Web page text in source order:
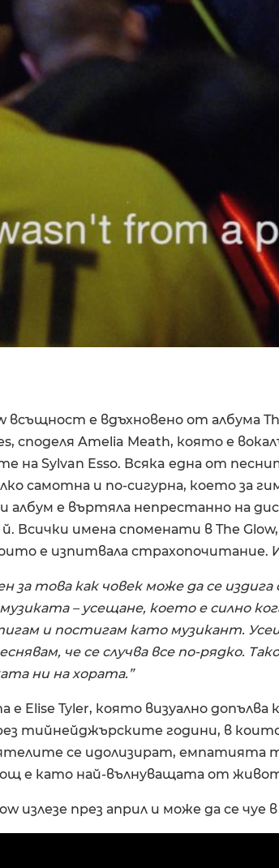
всъщност е вдъхновено от албума
споделя Amelia Meath, която е
Sylvan Esso. Всякa една от
самотна и по-сигурна, което за
албум е въртяла непрестанно на
Всички имена споменати в The
е изпитвала страхопочитание.
за това как човек може да се
– усещане, което е силно
и постигам като музикант.
че се случва все по-рядко.
ни на хората.”
е Elise Tyler, която визуално допълва
тийнейджърските години, в
се идолизират, емпатията
е като най-вълнуващата от
излезе през април и може да се чуе в